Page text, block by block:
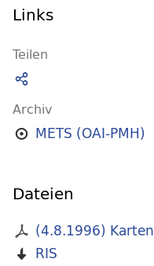
Links
Teilen
Archiv
METS (OAI-PMH)
Dateien
(4.8.1996) Karten
RIS